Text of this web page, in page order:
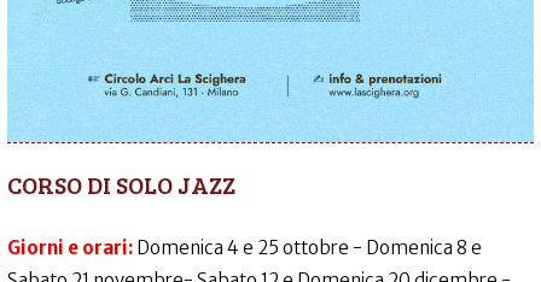
CORSO DI SOLO JAZZ
Giorni e orari: Domenica 4 e 25 ottobre - Domenica 8 e